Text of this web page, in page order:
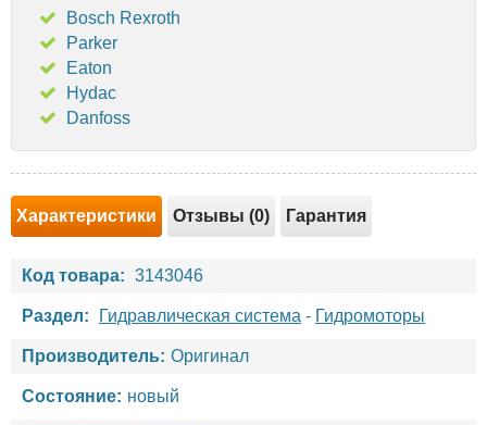
Bosch Rexroth
Parker
Eaton
Hydac
Danfoss
Характеристики Отзывы (0) Гарантия
Код товара: 3143046
Раздел: Гидравлическая система - Гидромоторы
Производитель: Оригинал
Состояние: новый